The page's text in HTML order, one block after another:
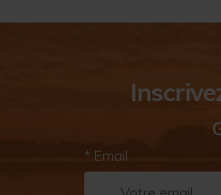
* Email